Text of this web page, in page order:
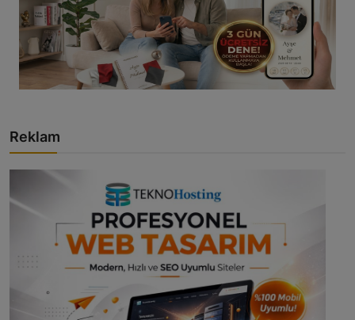
Reklam